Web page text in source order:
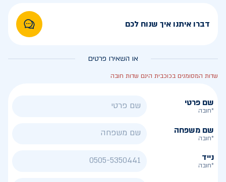
דברו איתנו איך שנוח לכם
או השאירו פרטים
שדות המסומנים בכוכבית הינם שדות חובה
שם פרטי
*חובה
שם משפחה
*חובה
נייד
*חובה